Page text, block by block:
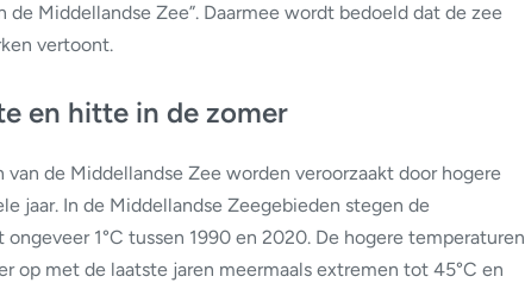
de Middellandse Zee”. Daarmee wordt bedoeld dat de zee
vertoont.
en hitte in de zomer
de Middellandse Zee worden veroorzaakt door hogere
jaar. In de Middellandse Zeegebieden stegen de
1°C tussen 1990 en 2020. De hogere temperaturen
op met de laatste jaren meermaals extremen tot 45°C en